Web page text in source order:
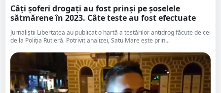
Câți șoferi drogați au fost prinși pe șoselele
sătmărene în 2023. Câte teste au fost efectuate
Jurnaliștii Libertatea au publicat o hartă a testărilor antidrog făcute de cei
de la Poliția Rutieră. Potrivit analizei, Satu Mare este prin...